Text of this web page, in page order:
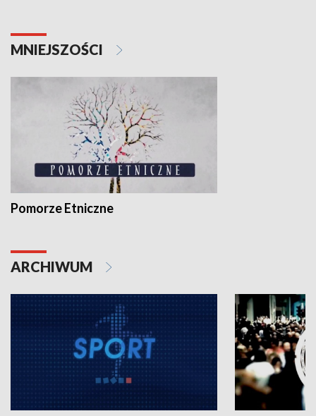
MNIEJSZOŚCI
Pomorze Etniczne
ARCHIWUM